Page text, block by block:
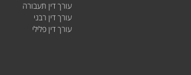
עורך דין תעבורה
עורך דין רבני
עורך דין פלילי